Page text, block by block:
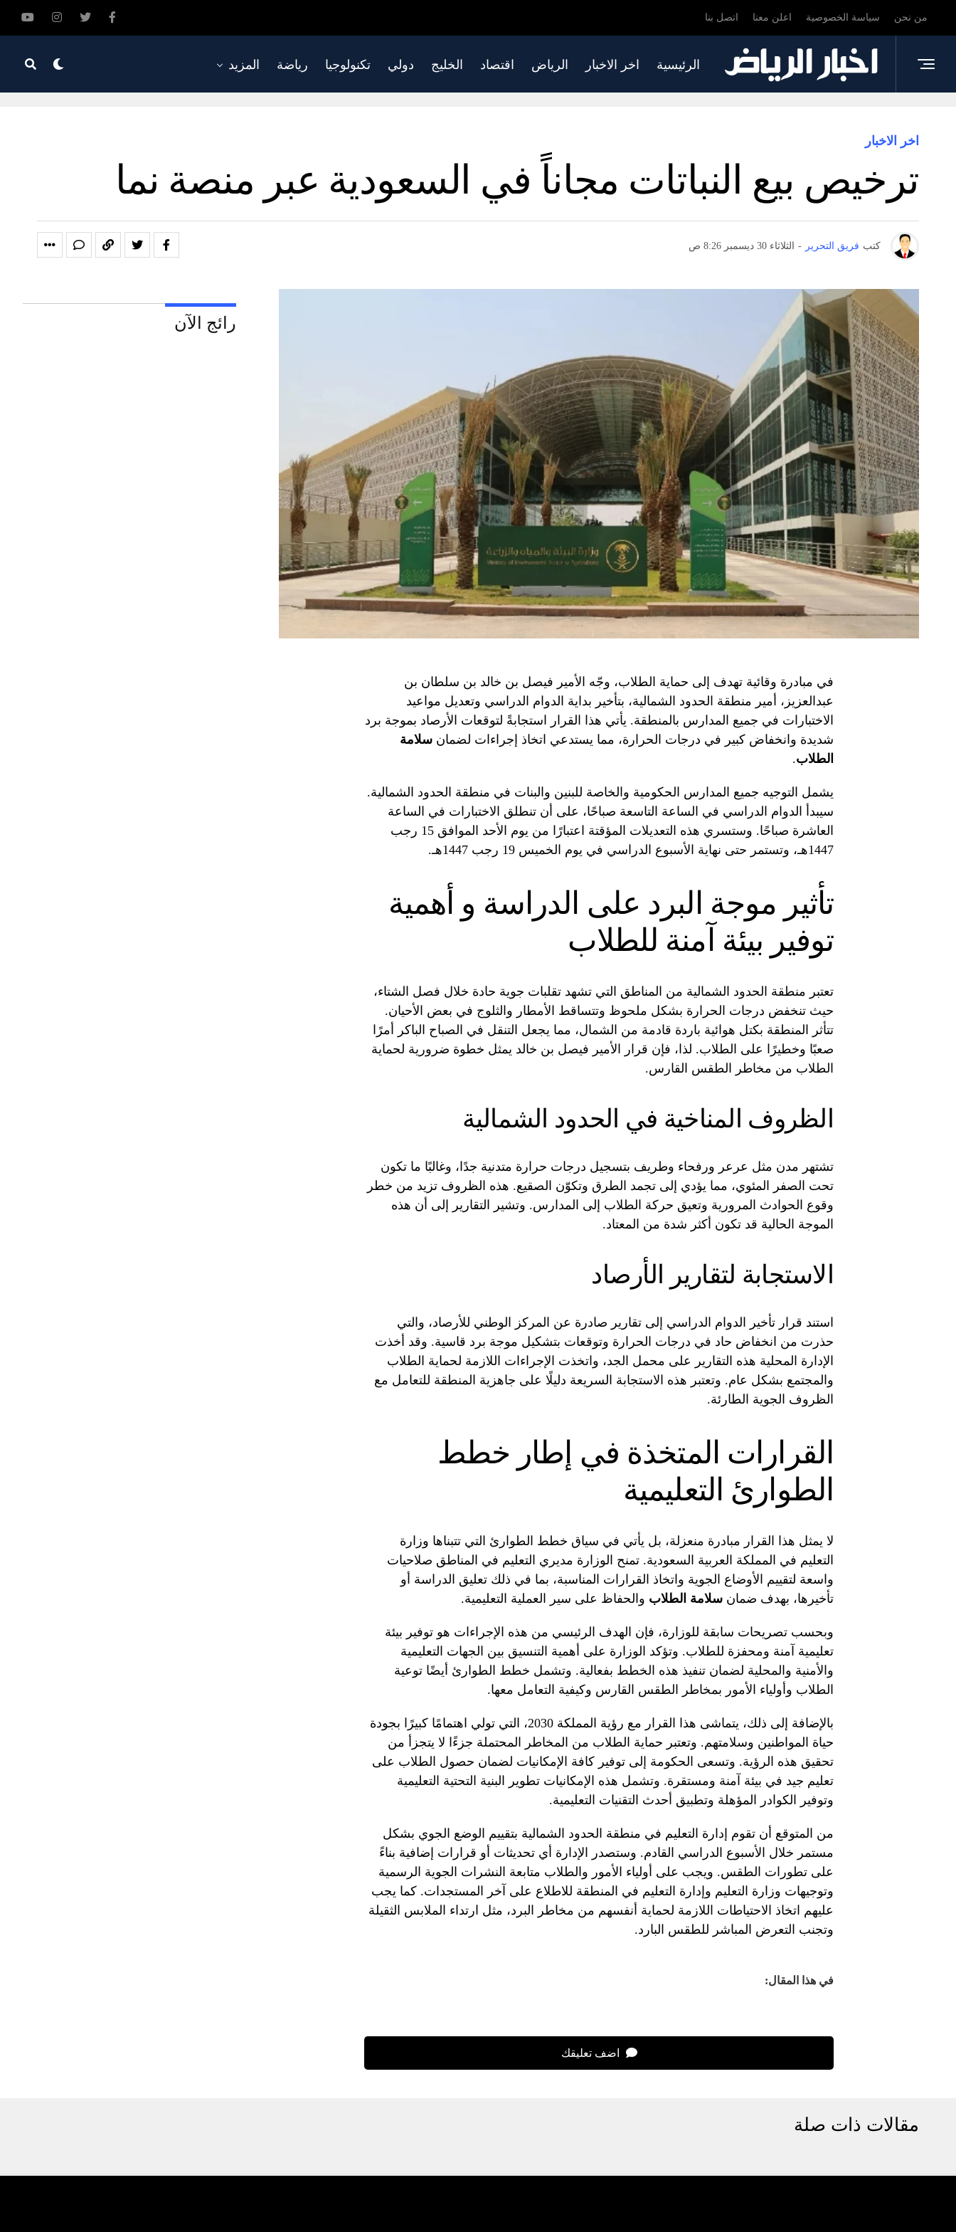
من نحن سياسة الخصوصية اعلن معنا اتصل بنا
الرئيسية اخر الاخبار الرياض اقتصاد الخليج دولي تكنولوجيا رياضة المزيد
اخر الاخبار
ترخيص بيع النباتات مجاناً في السعودية عبر منصة نما
كتب فريق التحرير - الثلاثاء 30 ديسمبر 8:26 ص
في مبادرة وقائية تهدف إلى حماية الطلاب، وجّه الأمير فيصل بن خالد بن سلطان بن
عبدالعزيز، أمير منطقة الحدود الشمالية، بتأخير بداية الدوام الدراسي وتعديل مواعيد
الاختبارات في جميع المدارس بالمنطقة. يأتي هذا القرار استجابةً لتوقعات الأرصاد بموجة برد
شديدة وانخفاض كبير في درجات الحرارة، مما يستدعي اتخاذ إجراءات لضمان سلامة
الطلاب.
يشمل التوجيه جميع المدارس الحكومية والخاصة للبنين والبنات في منطقة الحدود الشمالية.
سيبدأ الدوام الدراسي في الساعة التاسعة صباحًا، على أن تنطلق الاختبارات في الساعة
العاشرة صباحًا. وستسري هذه التعديلات المؤقتة اعتبارًا من يوم الأحد الموافق 15 رجب
1447هـ، وتستمر حتى نهاية الأسبوع الدراسي في يوم الخميس 19 رجب 1447هـ.
تأثير موجة البرد على الدراسة و أهمية
توفير بيئة آمنة للطلاب
تعتبر منطقة الحدود الشمالية من المناطق التي تشهد تقلبات جوية حادة خلال فصل الشتاء،
حيث تنخفض درجات الحرارة بشكل ملحوظ وتتساقط الأمطار والثلوج في بعض الأحيان.
تتأثر المنطقة بكتل هوائية باردة قادمة من الشمال، مما يجعل التنقل في الصباح الباكر أمرًا
صعبًا وخطيرًا على الطلاب. لذا، فإن قرار الأمير فيصل بن خالد يمثل خطوة ضرورية لحماية
الطلاب من مخاطر الطقس القارس.
الظروف المناخية في الحدود الشمالية
تشتهر مدن مثل عرعر ورفحاء وطريف بتسجيل درجات حرارة متدنية جدًا، وغالبًا ما تكون
تحت الصفر المئوي، مما يؤدي إلى تجمد الطرق وتكوّن الصقيع. هذه الظروف تزيد من خطر
وقوع الحوادث المرورية وتعيق حركة الطلاب إلى المدارس. وتشير التقارير إلى أن هذه
الموجة الحالية قد تكون أكثر شدة من المعتاد.
الاستجابة لتقارير الأرصاد
استند قرار تأخير الدوام الدراسي إلى تقارير صادرة عن المركز الوطني للأرصاد، والتي
حذرت من انخفاض حاد في درجات الحرارة وتوقعات بتشكيل موجة برد قاسية. وقد أخذت
الإدارة المحلية هذه التقارير على محمل الجد، واتخذت الإجراءات اللازمة لحماية الطلاب
والمجتمع بشكل عام. وتعتبر هذه الاستجابة السريعة دليلًا على جاهزية المنطقة للتعامل مع
الظروف الجوية الطارئة.
القرارات المتخذة في إطار خطط
الطوارئ التعليمية
لا يمثل هذا القرار مبادرة منعزلة، بل يأتي في سياق خطط الطوارئ التي تتبناها وزارة
التعليم في المملكة العربية السعودية. تمنح الوزارة مديري التعليم في المناطق صلاحيات
واسعة لتقييم الأوضاع الجوية واتخاذ القرارات المناسبة، بما في ذلك تعليق الدراسة أو
تأخيرها، بهدف ضمان سلامة الطلاب والحفاظ على سير العملية التعليمية.
وبحسب تصريحات سابقة للوزارة، فإن الهدف الرئيسي من هذه الإجراءات هو توفير بيئة
تعليمية آمنة ومحفزة للطلاب. وتؤكد الوزارة على أهمية التنسيق بين الجهات التعليمية
والأمنية والمحلية لضمان تنفيذ هذه الخطط بفعالية. وتشمل خطط الطوارئ أيضًا توعية
الطلاب وأولياء الأمور بمخاطر الطقس القارس وكيفية التعامل معها.
بالإضافة إلى ذلك، يتماشى هذا القرار مع رؤية المملكة 2030، التي تولي اهتمامًا كبيرًا بجودة
حياة المواطنين وسلامتهم. وتعتبر حماية الطلاب من المخاطر المحتملة جزءًا لا يتجزأ من
تحقيق هذه الرؤية. وتسعى الحكومة إلى توفير كافة الإمكانيات لضمان حصول الطلاب على
تعليم جيد في بيئة آمنة ومستقرة. وتشمل هذه الإمكانيات تطوير البنية التحتية التعليمية
وتوفير الكوادر المؤهلة وتطبيق أحدث التقنيات التعليمية.
من المتوقع أن تقوم إدارة التعليم في منطقة الحدود الشمالية بتقييم الوضع الجوي بشكل
مستمر خلال الأسبوع الدراسي القادم. وستصدر الإدارة أي تحديثات أو قرارات إضافية بناءً
على تطورات الطقس. ويجب على أولياء الأمور والطلاب متابعة النشرات الجوية الرسمية
وتوجيهات وزارة التعليم وإدارة التعليم في المنطقة للاطلاع على آخر المستجدات. كما يجب
عليهم اتخاذ الاحتياطات اللازمة لحماية أنفسهم من مخاطر البرد، مثل ارتداء الملابس الثقيلة
وتجنب التعرض المباشر للطقس البارد.
في هذا المقال:
اضف تعليقك
رائج الآن
مقالات ذات صلة